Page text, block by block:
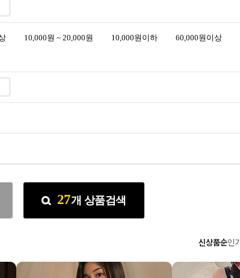
10,000원 ~ 20,000원 10,000원이하 60,000원이상
27개 상품검색
신상품순인